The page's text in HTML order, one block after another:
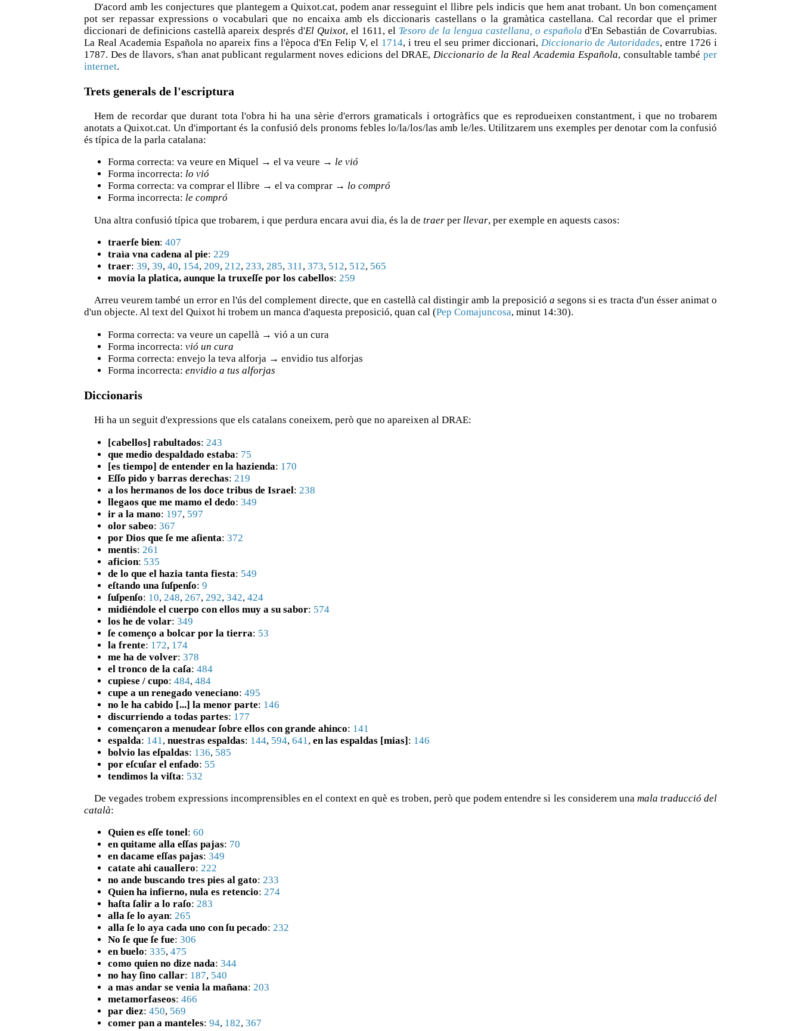
D'acord amb les conjectures que plantegem a Quixot.cat, podem anar resseguint el llibre pels indicis que hem anat trobant. Un bon començament
pot ser repassar expressions o vocabulari que no encaixa amb els diccionaris castellans o la gramàtica castellana. Cal recordar que el primer
diccionari de definicions castellà apareix després d'El Quixot, el 1611, el Tesoro de la lengua castellana, o española d'En Sebastián de Covarrubias.
La Real Academia Española no apareix fins a l'època d'En Felip V, el 1714, i treu el seu primer diccionari, Diccionario de Autoridades, entre 1726 i
1787. Des de llavors, s'han anat publicant regularment noves edicions del DRAE, Diccionario de la Real Academia Española, consultable tambéper
internet.
Trets generals de l'escriptura
Hem de recordar que durant tota l'obra hi ha una sèrie d'errors gramaticals i ortogràfics que es reprodueixen constantment, i que no trobarem
anotats a Quixot.cat. Un d'important és la confusió dels pronoms febles lo/la/los/las amb le/les. Utilitzarem uns exemples per denotar com la confusió
és típica de la parla catalana:
Forma correcta: va veure en Miquel → el va veure → le vió
Forma incorrecta: lo vió
Forma correcta: va comprar el llibre → el va comprar → lo compró
Forma incorrecta: le compró
Una altra confusió típica que trobarem, i que perdura encara avui dia, és la detraer per llevar, per exemple en aquests casos:
traerſe bien: 407
traìa vna cadena al pie: 229
traer: 39, 39, 40, 154, 209, 212, 233, 285, 311, 373, 512, 512, 565
movia la platica, aunque la truxeſſe por los cabellos: 259
Arreu veurem també un error en l'ús del complement directe, que en castellà cal distingir amb la preposició a segons si es tracta d'un ésser animat o
d'un objecte. Al text del Quixot hi trobem un manca d'aquesta preposició, quan cal (Pep Comajuncosa, minut 14:30).
Forma correcta: va veure un capellà → vió a un cura
Forma incorrecta: vió un cura
Forma correcta: envejo la teva alforja → envidio tus alforjas
Forma incorrecta: envidio a tus alforjas
Diccionaris
Hi ha un seguit d'expressions que els catalans coneixem, però que no apareixen al DRAE:
[cabellos] rabultados: 243
que medio despaldado estaba: 75
[es tiempo] de entender en la hazienda: 170
Eſſo pido y barras derechas: 219
a los hermanos de los doce tribus de Israel: 238
llegaos que me mamo el dedo: 349
ir a la mano: 197, 597
olor sabeo: 367
por Dios que ſe me aſienta: 372
mentis: 261
aficion: 535
de lo que el hazia tanta fiesta: 549
eſtando una ſuſpenſo: 9
ſuſpenſo: 10, 248, 267, 292, 342, 424
midiéndole el cuerpo con ellos muy a su sabor: 574
los he de volar: 349
ſe començo a bolcar por la tierra: 53
la frente: 172, 174
me ha de volver: 378
el tronco de la caſa: 484
cupiese / cupo: 484, 484
cupe a un renegado veneciano: 495
no le ha cabido [...] la menor parte: 146
discurriendo a todas partes: 177
començaron a menudear ſobre ellos con grande ahinco: 141
espalda: 141 , nuestras espaldas: 144, 594, 641 , en las espaldas [mias]: 146
bolvio las eſpaldas: 136, 585
por eſcuſar el enfado: 55
tendimos la viſta: 532
De vegades trobem expressions incomprensibles en el context en què es troben, però que podem entendre si les considerem una mala traducció del
català:
Quien es eſſe tonel: 60
en quitame alla eſſas pajas: 70
en dacame eſſas pajas: 349
catate ahi cauallero: 222
no ande buscando tres pies al gato: 233
Quien ha infierno, nula es retencio: 274
haſta ſalir a lo raſo: 283
alla ſe lo ayan: 265
alla ſe lo aya cada uno con ſu pecado: 232
No ſe que ſe fue: 306
en buelo: 335, 475
como quien no dize nada: 344
no hay ſino callar: 187, 540
a mas andar se venia la mañana: 203
metamorfaseos: 466
par diez: 450, 569
comer pan a manteles: 94, 182, 367